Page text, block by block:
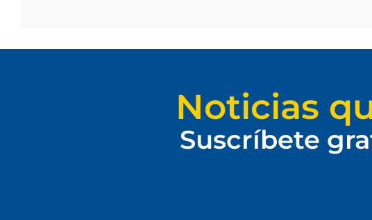
Noticias
Suscríbete